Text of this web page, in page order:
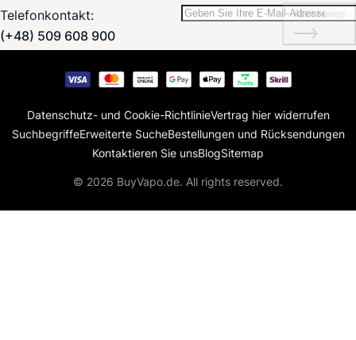
Telefonkontakt:
(+48) 509 608 900
Abonnieren
Datenschutz- und Cookie-RichtlinieVertrag hier widerrufen
SuchbegriffeErweiterte SucheBestellungen und Rücksendungen
Kontaktieren Sie unsBlogSitemap
© 2026 BuyVapo.de. All rights reserved.